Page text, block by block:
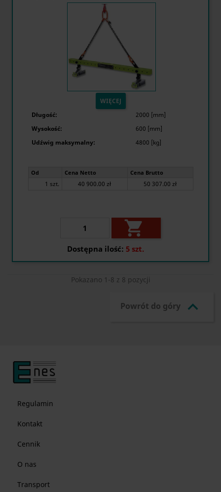
WIĘCEJ
Długość:
2000 [mm]
Wysokość:
600 [mm]
Udźwig maksymalny:
4800 [kg]
Od Cena Netto Cena Brutto
1 szt. 40 900.00 zł 50 307.00 zł

Dostępna ilość: 5 szt.
Pokazano 1-8 z 8 pozycji
Powrót do góry 
Regulamin
Kontakt
Cennik
O nas
Transport